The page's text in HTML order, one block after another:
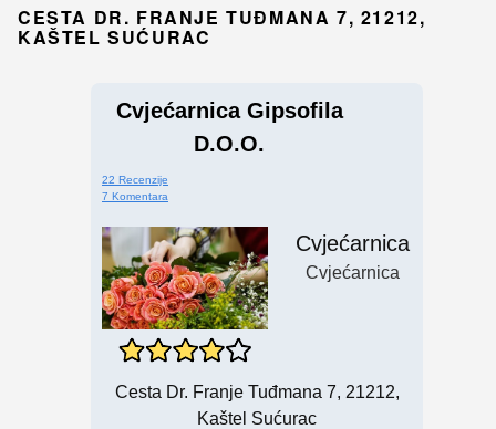
CESTA DR. FRANJE TUĐMANA 7, 21212,
KAŠTEL SUĆURAC
Cvjećarnica Gipsofila
D.o.o.
22 Recenzije
7 Komentara
Cvjećarnica
Cvjećarnica
Cesta Dr. Franje Tuđmana 7, 21212,
Kaštel Sućurac